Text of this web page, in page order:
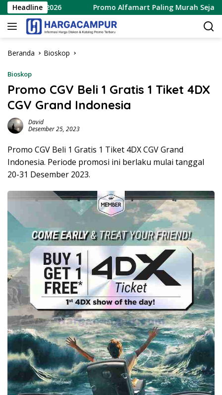
Langsung
ke
konten
Headline
2026 Promo Alfamart Paling Murah Sejagat 8 –
Beranda Bioskop
Bioskop
Promo CGV Beli 1 Gratis 1 Tiket 4DX
CGV Grand Indonesia
David
Desember 25, 2023
Promo CGV Beli 1 Gratis 1 Tiket 4DX CGV Grand
Indonesia. Periode promosi ini berlaku mulai tanggal
20-31 Desember 2023.